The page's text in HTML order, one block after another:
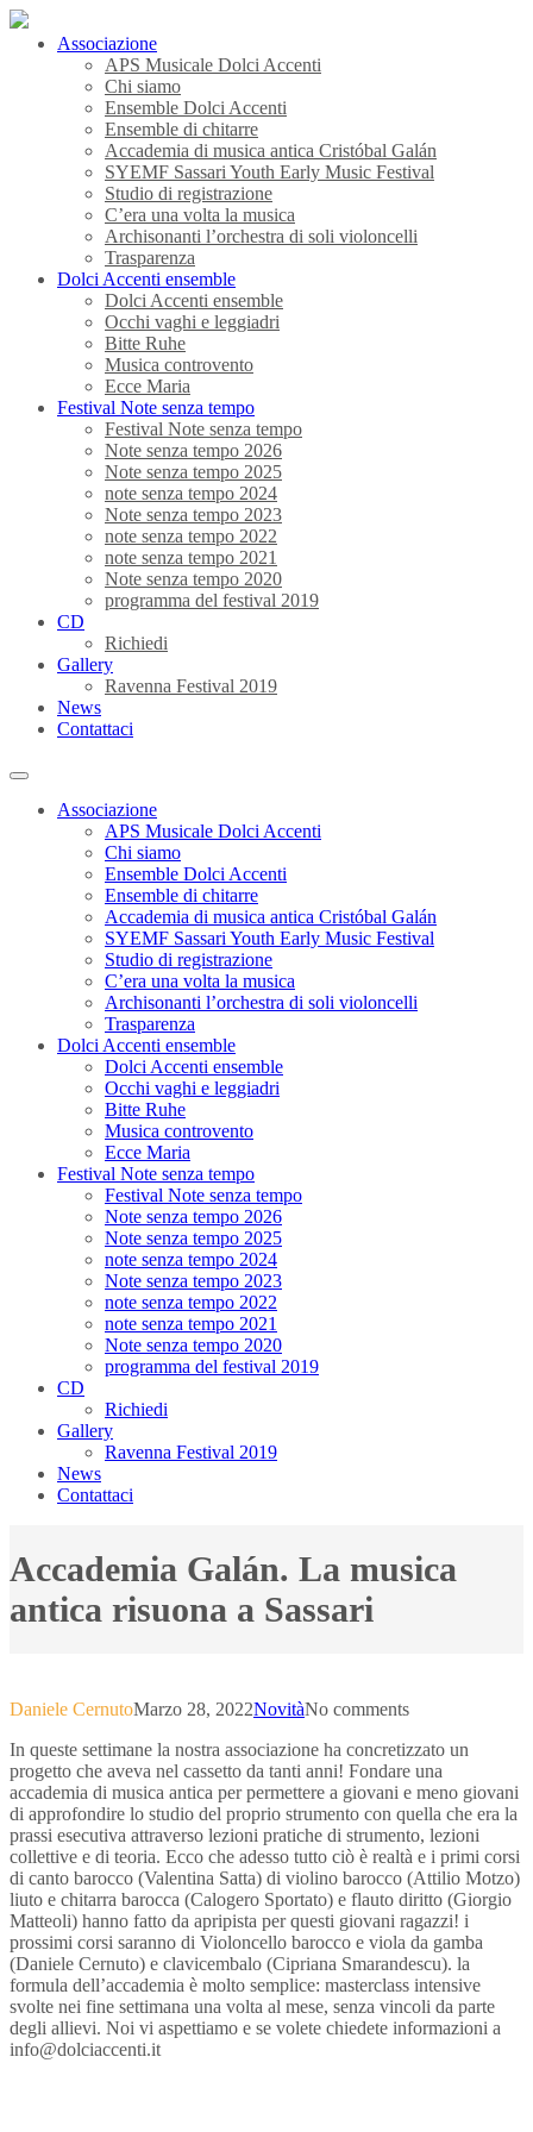
Associazione
APS Musicale Dolci Accenti
Chi siamo
Ensemble Dolci Accenti
Ensemble di chitarre
Accademia di musica antica Cristóbal Galán
SYEMF Sassari Youth Early Music Festival
Studio di registrazione
C’era una volta la musica
Archisonanti l’orchestra di soli violoncelli
Trasparenza
Dolci Accenti ensemble
Dolci Accenti ensemble
Occhi vaghi e leggiadri
Bitte Ruhe
Musica controvento
Ecce Maria
Festival Note senza tempo
Festival Note senza tempo
Note senza tempo 2026
Note senza tempo 2025
note senza tempo 2024
Note senza tempo 2023
note senza tempo 2022
note senza tempo 2021
Note senza tempo 2020
programma del festival 2019
CD
Richiedi
Gallery
Ravenna Festival 2019
News
Contattaci
Associazione
APS Musicale Dolci Accenti
Chi siamo
Ensemble Dolci Accenti
Ensemble di chitarre
Accademia di musica antica Cristóbal Galán
SYEMF Sassari Youth Early Music Festival
Studio di registrazione
C’era una volta la musica
Archisonanti l’orchestra di soli violoncelli
Trasparenza
Dolci Accenti ensemble
Dolci Accenti ensemble
Occhi vaghi e leggiadri
Bitte Ruhe
Musica controvento
Ecce Maria
Festival Note senza tempo
Festival Note senza tempo
Note senza tempo 2026
Note senza tempo 2025
note senza tempo 2024
Note senza tempo 2023
note senza tempo 2022
note senza tempo 2021
Note senza tempo 2020
programma del festival 2019
CD
Richiedi
Gallery
Ravenna Festival 2019
News
Contattaci
Accademia Galán. La musica
antica risuona a Sassari
Daniele CernutoMarzo 28, 2022NovitàNo comments
In queste settimane la nostra associazione ha concretizzato un
progetto che aveva nel cassetto da tanti anni! Fondare una
accademia di musica antica per permettere a giovani e meno giovani
di approfondire lo studio del proprio strumento con quella che era la
prassi esecutiva attraverso lezioni pratiche di strumento, lezioni
collettive e di teoria. Ecco che adesso tutto ciò è realtà e i primi corsi
di canto barocco (Valentina Satta) di violino barocco (Attilio Motzo)
liuto e chitarra barocca (Calogero Sportato) e flauto diritto (Giorgio
Matteoli) hanno fatto da apripista per questi giovani ragazzi! i
prossimi corsi saranno di Violoncello barocco e viola da gamba
(Daniele Cernuto) e clavicembalo (Cipriana Smarandescu). la
formula dell’accademia è molto semplice: masterclass intensive
svolte nei fine settimana una volta al mese, senza vincoli da parte
degli allievi. Noi vi aspettiamo e se volete chiedete informazioni a
info@dolciaccenti.it